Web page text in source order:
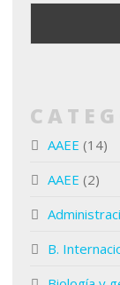
AAEE (14)
AAEE (2)
B.